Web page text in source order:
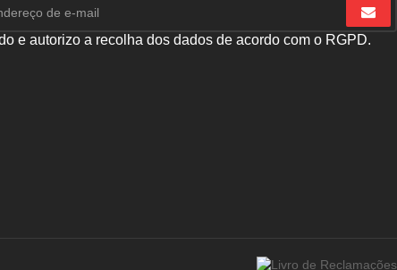
e autorizo a recolha dos dados de acordo com o RGPD.